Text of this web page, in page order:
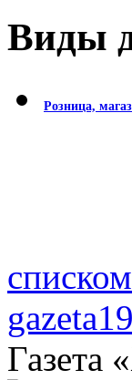
Виды
Розница,
списком
Газета